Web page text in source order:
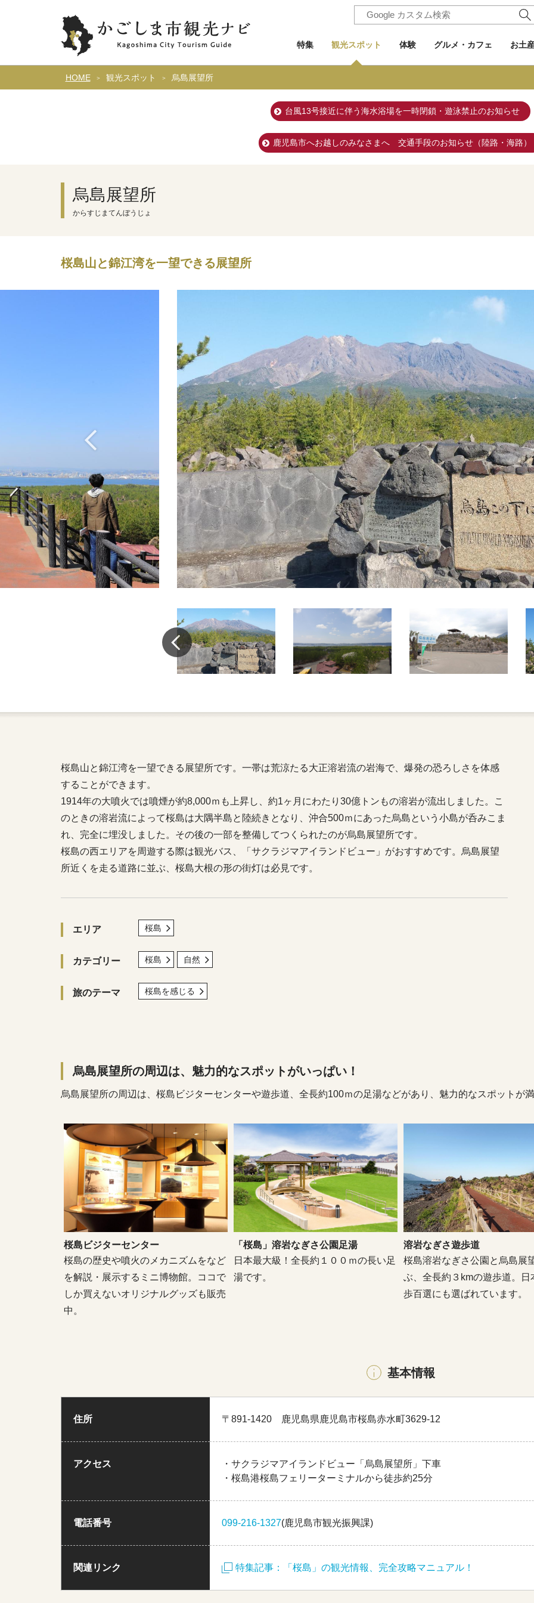
特集 観光スポット 体験 グルメ・カフェ お土
HOME 観光スポット 烏島展望所
台風13号接近に伴う海水浴場を一時閉鎖・遊泳禁止のお知らせ
鹿児島市へお越しのみなさまへ 交通手段のお知らせ（陸路・海路）
烏島展望所
からすじまてんぼうじょ
桜島山と錦江湾を一望できる展望所
桜島山と錦江湾を一望できる展望所です。一帯は荒涼たる大正溶岩流の岩海で、爆発の恐ろしさを体感
することができます。
1914年の大噴火では噴煙が約8,000ｍも上昇し、約1ヶ月にわたり30億トンもの溶岩が流出しました。こ
のときの溶岩流によって桜島は大隅半島と陸続きとなり、沖合500ｍにあった烏島という小島が呑みこま
れ、完全に埋没しました。その後の一部を整備してつくられたのが烏島展望所です。
桜島の西エリアを周遊する際は観光バス、「サクラジマアイランドビュー」がおすすめです。烏島展望
所近くを走る道路に並ぶ、桜島大根の形の街灯は必見です。
エリア 桜島
カテゴリー 桜島 自然
旅のテーマ 桜島を感じる
烏島展望所の周辺は、魅力的なスポットがいっぱい！
烏島展望所の周辺は、桜島ビジターセンターや遊歩道、全長約100ｍの足湯などがあり、魅力的なスポットが満
桜島ビジターセンター
桜島の歴史や噴火のメカニズムをなど
を解説・展示するミニ博物館。ココで
しか買えないオリジナルグッズも販売
中。
「桜島」溶岩なぎさ公園足湯
日本最大級！全長約１００ｍの長い足
湯です。
溶岩なぎさ遊歩道
桜島溶岩なぎさ公園と烏島展
ぶ、全長約３kmの遊歩道。日
歩百選にも選ばれています。
基本情報
住所 〒891-1420 鹿児島県鹿児島市桜島赤水町3629-12
アクセス
・サクラジマアイランドビュー「烏島展望所」下車
・桜島港桜島フェリーターミナルから徒歩約25分
電話番号 099-216-1327(鹿児島市観光振興課)
関連リンク 特集記事：「桜島」の観光情報、完全攻略マニュアル！